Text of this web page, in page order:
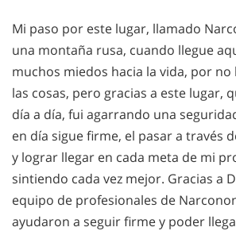
Mi paso por este lugar, llamado
una montaña rusa, cuando llegue
muchos miedos hacia la vida, por
las cosas, pero gracias a este lugar,
día a día, fui agarrando una
en día sigue firme, el pasar a través
y lograr llegar en cada meta de mi
sintiendo cada vez mejor. Gracias a
equipo de profesionales de
ayudaron a seguir firme y poder